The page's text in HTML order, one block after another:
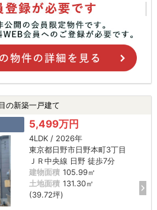
の新築一戸建て
5,499万円
4LDK / 2026年
東京都日野市日野本町3丁目
ＪＲ中央線 日野 徒歩7分
建物面積 105.99㎡
土地面積 131.30㎡
(39.72坪)